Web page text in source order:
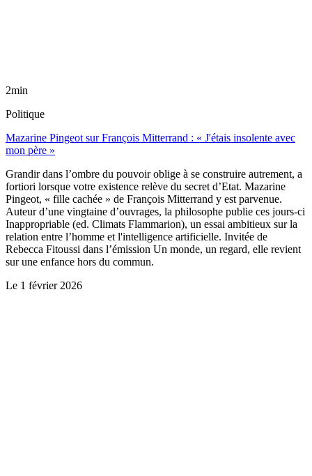
2min
Politique
Mazarine Pingeot sur François Mitterrand : « J'étais insolente avec
mon père »
Grandir dans l’ombre du pouvoir oblige à se construire autrement, a
fortiori lorsque votre existence relève du secret d’Etat. Mazarine
Pingeot, « fille cachée » de François Mitterrand y est parvenue.
Auteur d’une vingtaine d’ouvrages, la philosophe publie ces jours-ci
Inappropriable (ed. Climats Flammarion), un essai ambitieux sur la
relation entre l’homme et l'intelligence artificielle. Invitée de
Rebecca Fitoussi dans l’émission Un monde, un regard, elle revient
sur une enfance hors du commun.
Le 1 février 2026